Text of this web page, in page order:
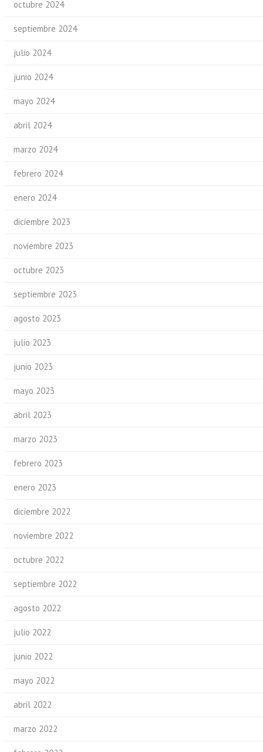
octubre 2024
septiembre 2024
julio 2024
junio 2024
mayo 2024
abril 2024
marzo 2024
febrero 2024
enero 2024
diciembre 2023
noviembre 2023
octubre 2023
septiembre 2023
agosto 2023
julio 2023
junio 2023
mayo 2023
abril 2023
marzo 2023
febrero 2023
enero 2023
diciembre 2022
noviembre 2022
octubre 2022
septiembre 2022
agosto 2022
julio 2022
junio 2022
mayo 2022
abril 2022
marzo 2022